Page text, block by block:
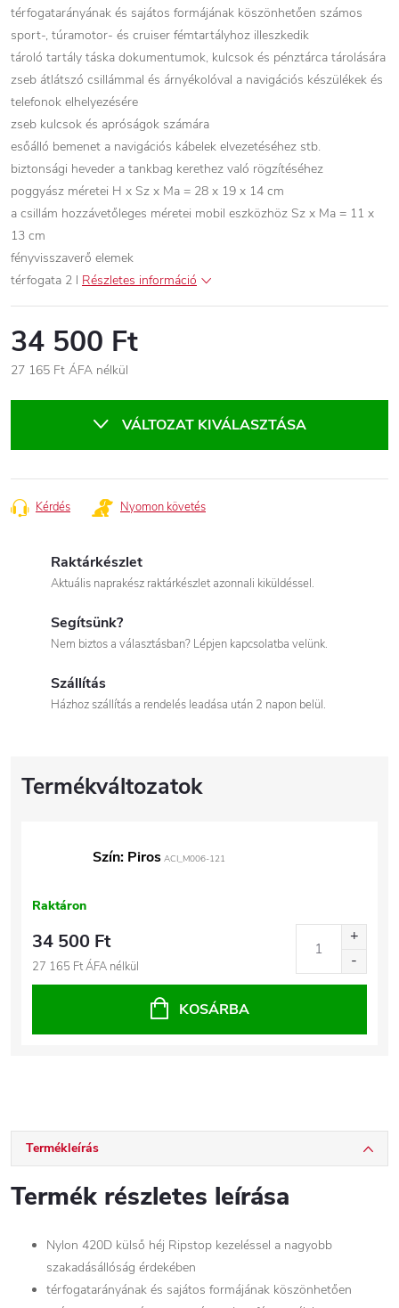
térfogatarányának és sajátos formájának köszönhetően számos
sport-, túramotor- és cruiser fémtartályhoz illeszkedik
tároló tartály táska dokumentumok, kulcsok és pénztárca tárolására
zseb átlátszó csillámmal és árnyékolóval a navigációs készülékek és
telefonok elhelyezésére
zseb kulcsok és apróságok számára
esőálló bemenet a navigációs kábelek elvezetéséhez stb.
biztonsági heveder a tankbag kerethez való rögzítéséhez
poggyász méretei H x Sz x Ma = 28 x 19 x 14 cm
a csillám hozzávetőleges méretei mobil eszközhöz Sz x Ma = 11 x
13 cm
fényvisszaverő elemek
térfogata 2 l Részletes információ
34 500 Ft
27 165 Ft ÁFA nélkül
VÁLTOZAT KIVÁLASZTÁSA
Kérdés Nyomon követés
Raktárkészlet
Aktuális naprakész raktárkészlet azonnali kiküldéssel.
Segítsünk?
Nem biztos a választásban? Lépjen kapcsolatba velünk.
Szállítás
Házhoz szállítás a rendelés leadása után 2 napon belül.
Szín: Piros ACI_M006-121
Raktáron
34 500 Ft
27 165 Ft ÁFA nélkül
KOSÁRBA
Termékleírás
Termék részletes leírása
Nylon 420D külső héj Ripstop kezeléssel a nagyobb
szakadásállóság érdekében
térfogatarányának és sajátos formájának köszönhetően